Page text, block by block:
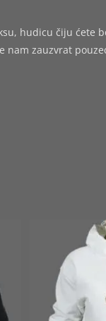
hudicu čiju ćete
nam zauzvrat